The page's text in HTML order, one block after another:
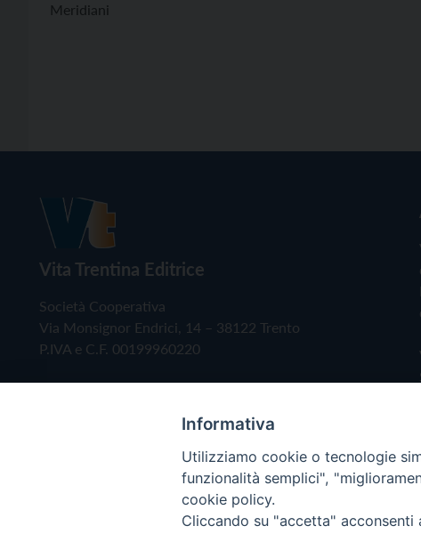
Meridiani
Vita Trentina Editrice
Società Cooperativa
Via Monsignor Endrici, 14 – 38122 Trento
P.IVA e C.F. 00199960220
Informativa
Utilizziamo cookie o tecnologie
funzionalità semplici",
cookie policy.
Cliccando su "accetta"